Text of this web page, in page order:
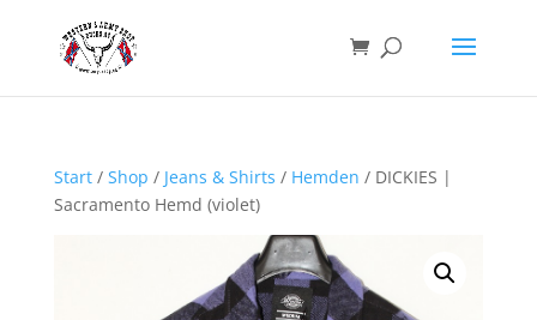
Start/ Shop / Jeans & Shirts / Hemden / DICKIES |
Sacramento Hemd (violet)